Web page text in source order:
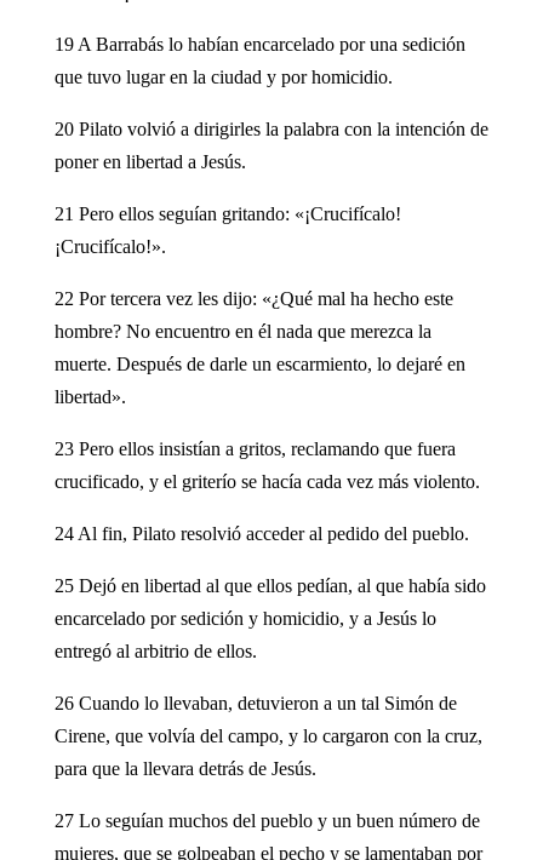
19 A Barrabás lo habían encarcelado por una sedición
que tuvo lugar en la ciudad y por homicidio.
20 Pilato volvió a dirigirles la palabra con la intención de
poner en libertad a Jesús.
21 Pero ellos seguían gritando: «¡Crucifícalo!
¡Crucifícalo!».
22 Por tercera vez les dijo: «¿Qué mal ha hecho este
hombre? No encuentro en él nada que merezca la
muerte. Después de darle un escarmiento, lo dejaré en
libertad».
23 Pero ellos insistían a gritos, reclamando que fuera
crucificado, y el griterío se hacía cada vez más violento.
24 Al fin, Pilato resolvió acceder al pedido del pueblo.
25 Dejó en libertad al que ellos pedían, al que había sido
encarcelado por sedición y homicidio, y a Jesús lo
entregó al arbitrio de ellos.
26 Cuando lo llevaban, detuvieron a un tal Simón de
Cirene, que volvía del campo, y lo cargaron con la cruz,
para que la llevara detrás de Jesús.
27 Lo seguían muchos del pueblo y un buen número de
mujeres, que se golpeaban el pecho y se lamentaban por